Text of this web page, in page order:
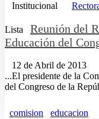
Institucional
Lista
Reunión del
Educación del
12 de Abril de 2013
...El presidente de la
del Congreso de la
comision educacion